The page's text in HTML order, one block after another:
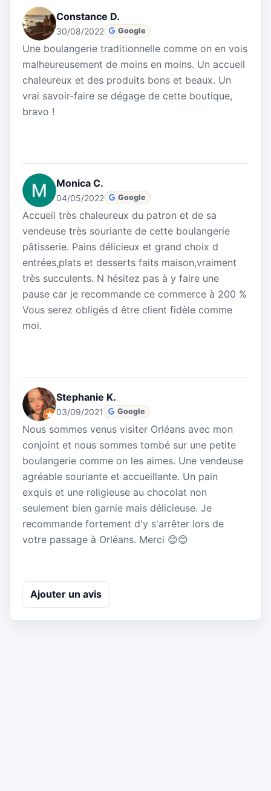
Constance D.
30/08/2022 Google
Une boulangerie traditionnelle comme on en vois
malheureusement de moins en moins. Un accueil
chaleureux et des produits bons et beaux. Un
vrai savoir-faire se dégage de cette boutique,
bravo !
Monica C.
04/05/2022 Google
Accueil très chaleureux du patron et de sa
vendeuse très souriante de cette boulangerie
pâtisserie. Pains délicieux et grand choix d
entrées,plats et desserts faits maison,vraiment
très succulents. N hésitez pas à y faire une
pause car je recommande ce commerce à 200 %
Vous serez obligés d être client fidèle comme
moi.
Stephanie K.
03/09/2021 Google
Nous sommes venus visiter Orléans avec mon
conjoint et nous sommes tombé sur une petite
boulangerie comme on les aimes. Une vendeuse
agréable souriante et accueillante. Un pain
exquis et une religieuse au chocolat non
seulement bien garnie mais délicieuse. Je
recommande fortement d'y s'arrêter lors de
votre passage à Orléans. Merci 😊😊
Ajouter un avis